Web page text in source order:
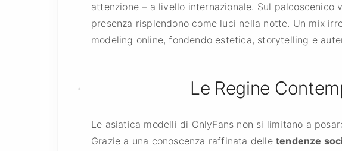
attenzione – a livello internazionale. Sul palcoscenico
presenza risplendono come luci nella notte. Un mix
modeling online, fondendo estetica, storytelling e
Le Regine
Le asiatica modelli di OnlyFans non si limitano a
Grazie a una conoscenza raffinata delletendenze